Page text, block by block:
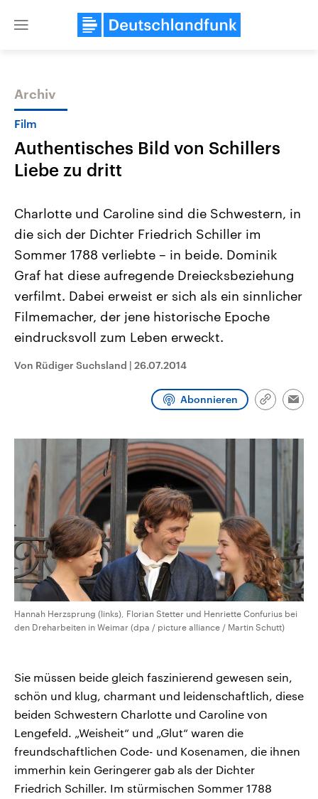
Close
Themen
Landtagswahl Sachsen-Anhalt
2026
Alle Informationen
Sachsen-Anhalt wählt am 6.
September 2026 einen neuen
Landtag. Seit 2021 wird das
Bundesland von einer Koalition aus
CDU, SPD und FDP regiert.-
Umfragen, Prognosen,
und Hintergründe zu den Parteien
und Kandidaten der anstehenden
USA
Aktuelle Beiträge,
Hintergründe
Wirtschaftlich und
gehören die Vereinigten
den mächtigsten Ländern
mit großem Einfluss auf
aktuelle Weltgeschehen.
Sendungen Programm Podcasts
Archiv
Film
Authentisches Bild von Schillers
Liebe zu dritt
Charlotte und Caroline sind die Schwestern, in
die sich der Dichter Friedrich Schiller im
Sommer 1788 verliebte – in beide. Dominik
Graf hat diese aufregende Dreiecksbeziehung
verfilmt. Dabei erweist er sich als ein sinnlicher
Filmemacher, der jene historische Epoche
eindrucksvoll zum Leben erweckt.
Von Rüdiger Suchsland | 26.07.2014
Abonnieren
Link
Hannah Herzsprung (links), Florian Stetter und Henriette Confurius bei
den Dreharbeiten in Weimar (dpa / picture alliance / Martin Schutt)
Sie müssen beide gleich faszinierend gewesen sein,
schön und klug, charmant und leidenschaftlich, diese
beiden Schwestern Charlotte und Caroline von
Lengefeld. „Weisheit“ und „Glut“ waren die
freundschaftlichen Code- und Kosenamen, die ihnen
immerhin kein Geringerer gab als der Dichter
Friedrich Schiller. Im stürmischen Sommer 1788